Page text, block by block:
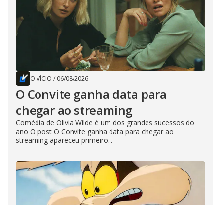
O VÍCIO / 06/08/2026
O Convite ganha data para
chegar ao streaming
Comédia de Olivia Wilde é um dos grandes sucessos do
ano O post O Convite ganha data para chegar ao
streaming apareceu primeiro...